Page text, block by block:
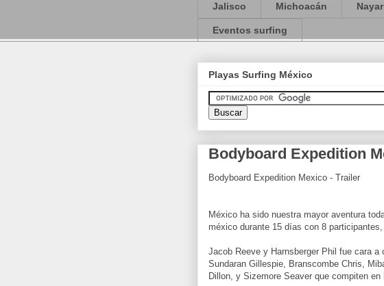
Jalisco Michoacán
Eventos surfing
Playas Surfing México
Bodyboard Expedition
Bodyboard Expedition Mexico - Trailer
México ha sido nuestra mayor aventura
méxico durante 15 días con 8
Jacob Reeve y Harnsberger Phil fue cara
Sundaran Gillespie, Branscombe Chris,
Dillon, y Sizemore Seaver que compiten en